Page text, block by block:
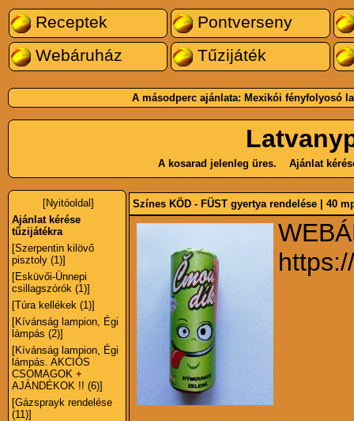
Receptek
Pontverseny
Webáruház
Tűzijáték
A másodperc ajánlata: Mexikói fényfolyosó
A kosarad jelenleg üres. Ajánlat
[Nyitóoldal]
Ajánlat kérése
tűzijátékra
[Szerpentin kilövő
pisztoly (1)]
[Esküvői-Ünnepi
csillagszórók (1)]
[Túra kellékek (1)]
[Kívánság lampion, Égi
lámpás (2)]
[Kívánság lampion, Égi
lámpás. AKCIÓS
CSOMAGOK +
AJÁNDÉKOK !! (6)]
[Gázsprayk rendelése
(11)]
Színes KÖD - FÜST gyertya rendelése 40